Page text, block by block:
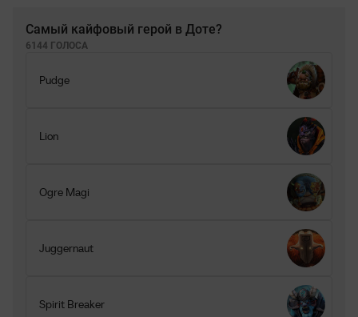
Самый кайфовый герой в Доте?
6144 ГОЛОСА
Pudge
Lion
Ogre Magi
Juggernaut
Spirit Breaker